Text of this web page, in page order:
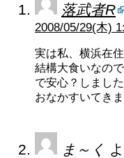
落武者R
2008/05/29(木)
実は私、横浜在
結構大食いなの
で安心？しまし
おなかすいてきま
ま～く